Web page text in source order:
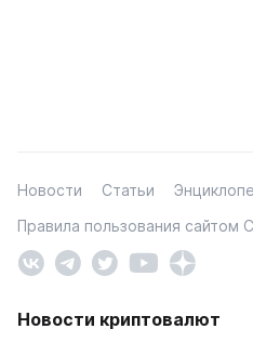
Новости Статьи
Правила пользования сайтом
Новости криптовалют